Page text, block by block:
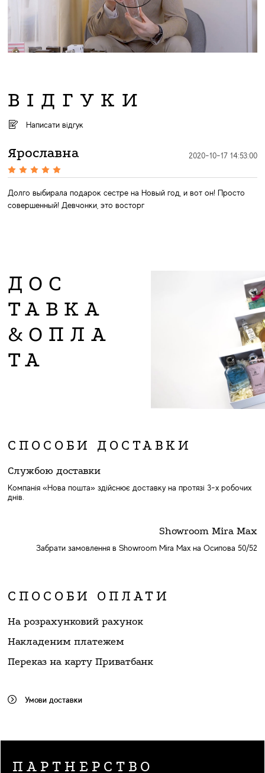
ВІДГУКИ
Написати відгук
Ярославна 2020-10-17 14:53:00
Долго выбирала подарок сестре на Новый год, и вот он! Просто
совершенный! Девчонки, это восторг
ДОС
ТАВКА
&ОПЛА
ТА
СПОСОБИ ДОСТАВКИ
Службою доставки
Компанія «Нова пошта» здійснює доставку на протязі 3-х робочих
днів.
Showroom Mira Max
Забрати замовлення в Showroom Mira Max на Осипова 50/52
СПОСОБИ ОПЛАТИ
На розрахунковий рахунок
Накладеним платежем
Переказ на карту Приватбанк
Умови доставки
ПАРТНЕРСТВО